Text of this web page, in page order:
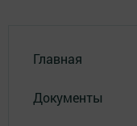
Главная
Документы